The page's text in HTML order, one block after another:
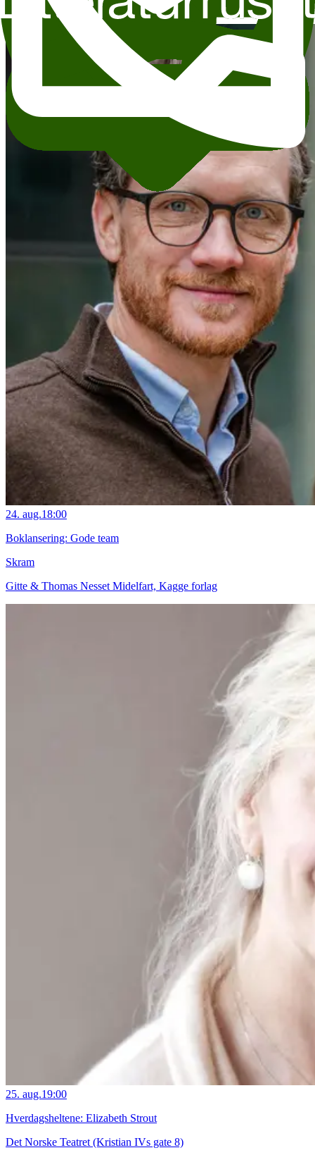
Lezbicon/ Matriarken Forlag/ Tonje Gjevjon
24. aug.18:00
Boklansering: Gode team
Skram
Gitte & Thomas Nesset Midelfart, Kagge forlag
25. aug.19:00
Hverdagsheltene: Elizabeth Strout
Det Norske Teatret (Kristian IVs gate 8)